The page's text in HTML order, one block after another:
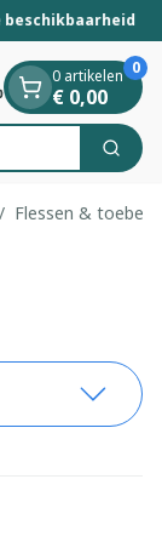
Zoek
0 artikelen
€ 0,00
0
/ Flessen &